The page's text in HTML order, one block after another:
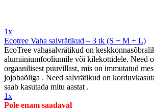
1x
Ecotree Vaha salvrätikud – 3 tk (S + M + L)
EcoTree vahasalvrätikud on
alumiiniumfooliumile või kilekottidele. Need
orgaanilisest puuvillast, mis on immutatud
jojobaõliga . Need salvrätikud on
saab kasutada mitu aastat .
1x
Pole enam saadaval